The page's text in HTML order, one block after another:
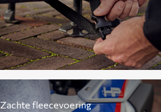
Zachte fleecevoering